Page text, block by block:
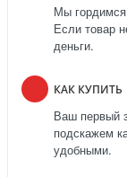
Мы гордимся
Если товар
деньги.
КАК КУПИТЬ
Ваш первый
подскажем
удобными.